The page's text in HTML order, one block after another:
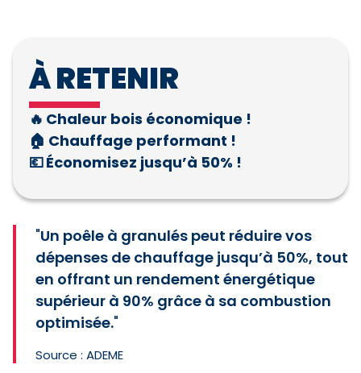
À RETENIR
🔥 Chaleur bois économique !
🏠 Chauffage performant !
💶Économisez jusqu’à 50% !
"Un poêle à granulés peut réduire vos
dépenses de chauffage jusqu’à 50%, tout
en offrant un rendement énergétique
supérieur à 90% grâce à sa combustion
optimisée."
Source : ADEME